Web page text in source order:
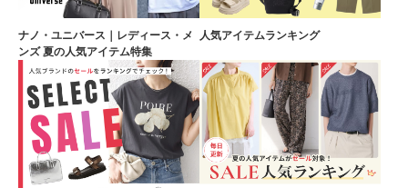
ナノ・ユニバース｜レディース・メ
ンズ 夏の人気アイテム特集
人気アイテムランキング